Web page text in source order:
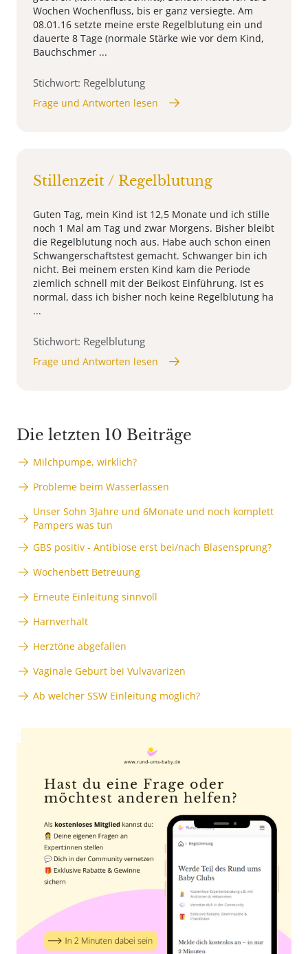
Wochen Wochenfluss, bis er ganz versiegte. Am
08.01.16 setzte meine erste Regelblutung ein und
dauerte 8 Tage (normale Stärke wie vor dem Kind,
Bauchschmer ...
Stichwort: Regelblutung
Frage und Antworten lesen
Stillenzeit / Regelblutung
Guten Tag, mein Kind ist 12,5 Monate und ich stille
noch 1 Mal am Tag und zwar Morgens. Bisher bleibt
die Regelblutung noch aus. Habe auch schon einen
Schwangerschaftstest gemacht. Schwanger bin ich
nicht. Bei meinem ersten Kind kam die Periode
ziemlich schnell mit der Beikost Einführung. Ist es
normal, dass ich bisher noch keine Regelblutung ha
...
Stichwort: Regelblutung
Frage und Antworten lesen
Die letzten 10 Beiträge
Milchpumpe, wirklich?
Probleme beim Wasserlassen
Unser Sohn 3Jahre und 6Monate und noch komplett
Pampers was tun
GBS positiv - Antibiose erst bei/nach Blasensprung?
Wochenbett Betreuung
Erneute Einleitung sinnvoll
Harnverhalt
Herztöne abgefallen
Vaginale Geburt bei Vulvavarizen
Ab welcher SSW Einleitung möglich?